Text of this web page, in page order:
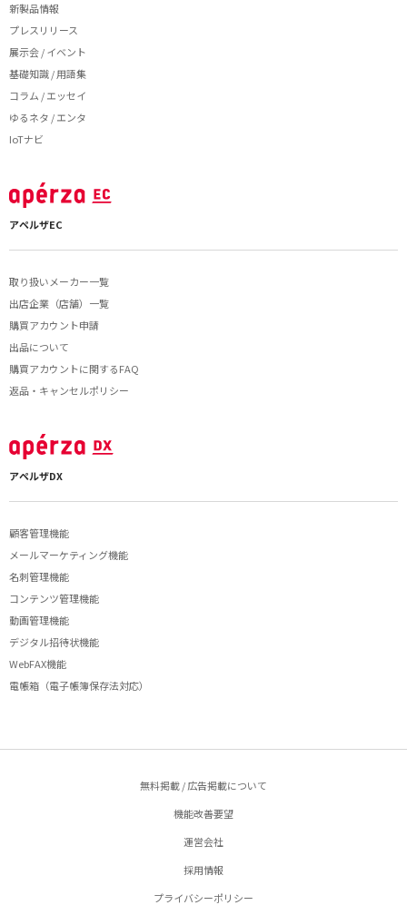
新製品情報
プレスリリース
展示会 / イベント
基礎知識 / 用語集
コラム / エッセイ
ゆるネタ / エンタ
IoTナビ
アペルザEC
取り扱いメーカー一覧
出店企業（店舗）一覧
購買アカウント申請
出品について
購買アカウントに関するFAQ
返品・キャンセルポリシー
アペルザDX
顧客管理機能
メールマーケティング機能
名刺管理機能
コンテンツ管理機能
動画管理機能
デジタル招待状機能
WebFAX機能
電帳箱（電子帳簿保存法対応）
無料掲載 / 広告掲載について
機能改善要望
運営会社
採用情報
プライバシーポリシー